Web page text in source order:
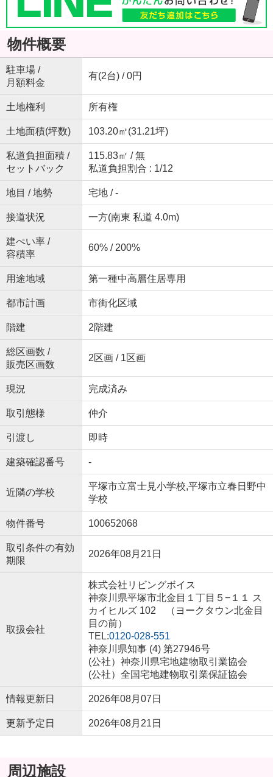
物件概要
駐車場 /
月額料金
有(2台) / 0円
土地権利 所有権
土地面積(坪数) 103.20㎡(31.21坪)
私道負担面積 /
セットバック
115.83㎡ / 無
私道負担割合 : 1/12
地目 / 地勢 宅地 / -
接道状況 一方(南東 私道 4.0m)
建ぺい率 /
容積率
60% / 200%
用途地域 第一種中高層住居専用
都市計画 市街化区域
階建 2階建
総区画数 /
販売区画数
2区画 / 1区画
現況 完成済み
取引態様 仲介
引渡し 即時
建築確認番号 -
近隣の学校
平塚市立富士見小学校,平塚市立春日野中
学校
物件番号 100652068
取引条件の有効
期限
2026年08月21日
取扱会社
株式会社リビングボイス
神奈川県平塚市北金目１丁目５−１１ ス
カイヒルズ 102 （ヨークタウン北金目
目の前）
TEL:0120-028-551
神奈川県知事 (4) 第27946号
(公社）神奈川県宅地建物取引業協会
(公社）全国宅地建物取引業保証協会
情報更新日 2026年08月07日
更新予定日 2026年08月21日
周辺施設